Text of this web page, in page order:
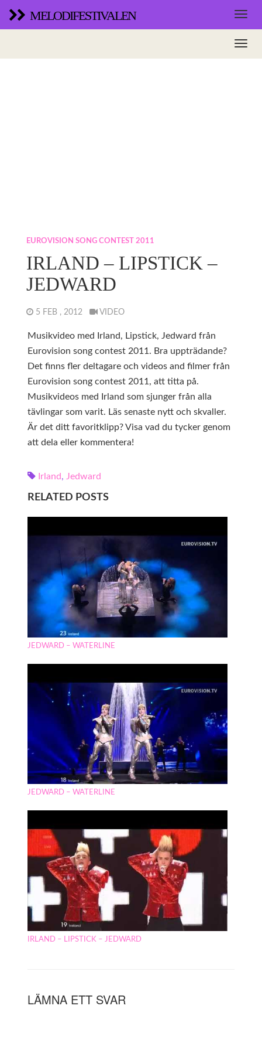
MELODIFESTIVALEN
EUROVISION SONG CONTEST 2011
IRLAND – LIPSTICK –
JEDWARD
5 FEB , 2012 VIDEO
Musikvideo med Irland, Lipstick, Jedward från
Eurovision song contest 2011. Bra uppträdande?
Det finns fler deltagare och videos and filmer från
Eurovision song contest 2011, att titta på.
Musikvideos med Irland som sjunger från alla
tävlingar som varit. Läs senaste nytt och skvaller.
Är det ditt favoritklipp? Visa vad du tycker genom
att dela eller kommentera!
Irland, Jedward
RELATED POSTS
JEDWARD – WATERLINE
JEDWARD – WATERLINE
IRLAND – LIPSTICK – JEDWARD
LÄMNA ETT SVAR